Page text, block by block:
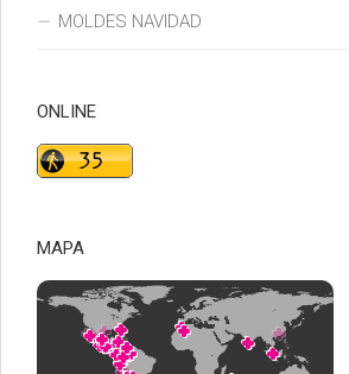
MOLDES NAVIDAD
ONLINE
MAPA